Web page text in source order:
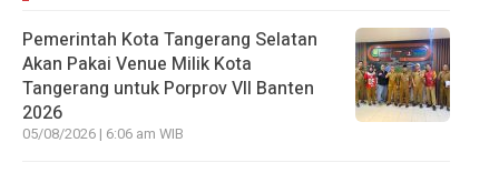
Pemerintah Kota Tangerang Selatan
Akan Pakai Venue Milik Kota
Tangerang untuk Porprov VII Banten
2026
05/08/2026 | 6:06 am WIB